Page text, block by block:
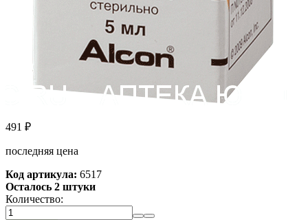
491 ₽
последняя цена
Код артикула: 6517
Осталось 2 штуки
Количество: